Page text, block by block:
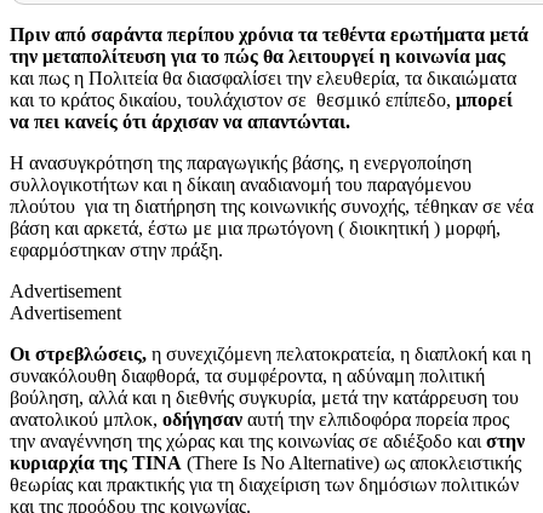
Πριν από σαράντα περίπου χρόνια τα τεθέντα ερωτήματα μετά
την μεταπολίτευση για το πώς θα λειτουργεί η κοινωνία μας
και πως η Πολιτεία θα διασφαλίσει την ελευθερία, τα δικαιώματα
και το κράτος δικαίου, τουλάχιστον σε θεσμικό επίπεδο, μπορεί
να πει κανείς ότι άρχισαν να απαντώνται.
Η ανασυγκρότηση της παραγωγικής βάσης, η ενεργοποίηση
συλλογικοτήτων και η δίκαιη αναδιανομή του παραγόμενου
πλούτου για τη διατήρηση της κοινωνικής συνοχής, τέθηκαν σε νέα
βάση και αρκετά, έστω με μια πρωτόγονη ( διοικητική ) μορφή,
εφαρμόστηκαν στην πράξη.
Advertisement
Advertisement
Οι στρεβλώσεις, η συνεχιζόμενη πελατοκρατεία, η διαπλοκή και η
συνακόλουθη διαφθορά, τα συμφέροντα, η αδύναμη πολιτική
βούληση, αλλά και η διεθνής συγκυρία, μετά την κατάρρευση του
ανατολικού μπλοκ, οδήγησαν αυτή την ελπιδοφόρα πορεία προς
την αναγέννηση της χώρας και της κοινωνίας σε αδιέξοδο και στην
κυριαρχία της ΤΙΝΑ (There Is No Alternative) ως αποκλειστικής
θεωρίας και πρακτικής για τη διαχείριση των δημόσιων πολιτικών
και της προόδου της κοινωνίας.